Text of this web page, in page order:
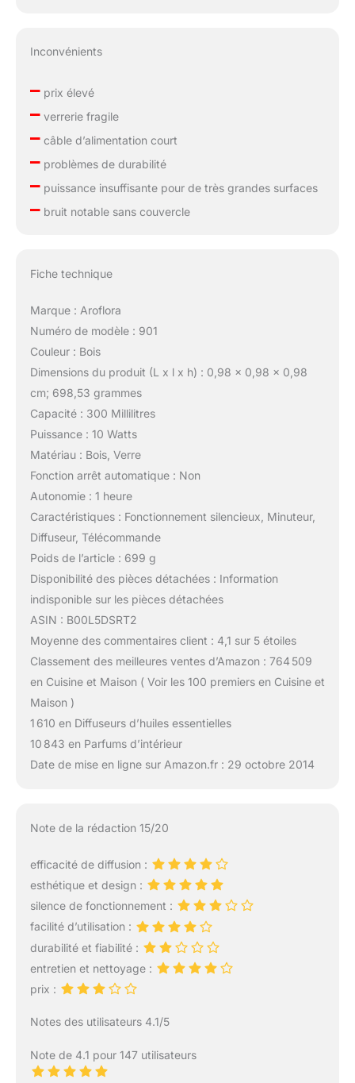
Inconvénients
–prix élevé
–verrerie fragile
–câble d’alimentation court
–problèmes de durabilité
–puissance insuffisante pour de très grandes surfaces
–bruit notable sans couvercle
Fiche technique
Marque : Aroflora
Numéro de modèle : 901
Couleur : Bois
Dimensions du produit (L x l x h) : 0,98 x 0,98 x 0,98
cm; 698,53 grammes
Capacité : 300 Millilitres
Puissance : 10 Watts
Matériau : Bois, Verre
Fonction arrêt automatique : Non
Autonomie : 1 heure
Caractéristiques : Fonctionnement silencieux, Minuteur,
Diffuseur, Télécommande
Poids de l’article : 699 g
Disponibilité des pièces détachées : Information
indisponible sur les pièces détachées
ASIN : B00L5DSRT2
Moyenne des commentaires client : 4,1 sur 5 étoiles
Classement des meilleures ventes d’Amazon : 764 509
en Cuisine et Maison ( Voir les 100 premiers en Cuisine et
Maison )
1 610 en Diffuseurs d’huiles essentielles
10 843 en Parfums d’intérieur
Date de mise en ligne sur Amazon.fr : 29 octobre 2014
Note de la rédaction 15/20
efficacité de diffusion :
esthétique et design :
silence de fonctionnement :
facilité d’utilisation :
durabilité et fiabilité :
entretien et nettoyage :
prix :
Notes des utilisateurs 4.1/5
Note de 4.1 pour 147 utilisateurs